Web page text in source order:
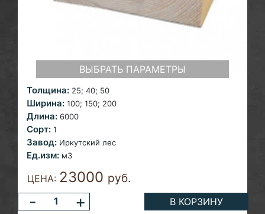
ВЫБРАТЬ ПАРАМЕТРЫ
Толщина: 25; 40; 50
Ширина: 100; 150; 200
Длина: 6000
Сорт: 1
Завод: Иркутский лес
Ед.изм: м3
ЦЕНА: 23000 руб.
- +
В КОРЗИНУ